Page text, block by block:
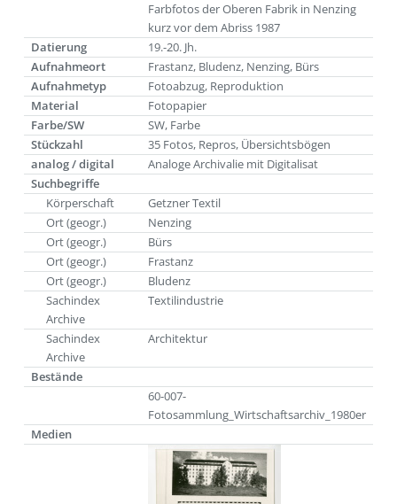
Farbfotos der Oberen Fabrik in Nenzing
kurz vor dem Abriss 1987
Datierung
19.-20. Jh.
Aufnahmeort
Frastanz, Bludenz, Nenzing, Bürs
Aufnahmetyp
Fotoabzug, Reproduktion
Material
Fotopapier
Farbe/SW
SW, Farbe
Stückzahl
35 Fotos, Repros, Übersichtsbögen
analog / digital
Analoge Archivalie mit Digitalisat
Suchbegriffe
Körperschaft
Getzner Textil
Ort (geogr.)
Nenzing
Ort (geogr.)
Bürs
Ort (geogr.)
Frastanz
Ort (geogr.)
Bludenz
Sachindex
Archive
Textilindustrie
Sachindex
Archive
Architektur
Bestände
60-007-
Fotosammlung_Wirtschaftsarchiv_1980er
Medien